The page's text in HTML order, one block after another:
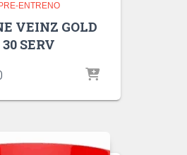
PRE-ENTRENO
VEINZ GOLD
30 SERV